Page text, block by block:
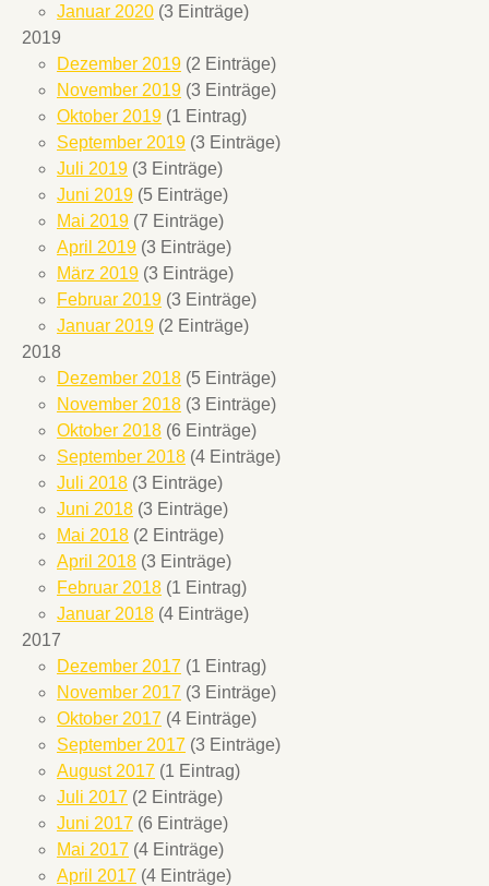
Januar 2020 (3 Einträge)
2019
Dezember 2019 (2 Einträge)
November 2019 (3 Einträge)
Oktober 2019 (1 Eintrag)
September 2019 (3 Einträge)
Juli 2019 (3 Einträge)
Juni 2019 (5 Einträge)
Mai 2019 (7 Einträge)
April 2019 (3 Einträge)
März 2019 (3 Einträge)
Februar 2019 (3 Einträge)
Januar 2019 (2 Einträge)
2018
Dezember 2018 (5 Einträge)
November 2018 (3 Einträge)
Oktober 2018 (6 Einträge)
September 2018 (4 Einträge)
Juli 2018 (3 Einträge)
Juni 2018 (3 Einträge)
Mai 2018 (2 Einträge)
April 2018 (3 Einträge)
Februar 2018 (1 Eintrag)
Januar 2018 (4 Einträge)
2017
Dezember 2017 (1 Eintrag)
November 2017 (3 Einträge)
Oktober 2017 (4 Einträge)
September 2017 (3 Einträge)
August 2017 (1 Eintrag)
Juli 2017 (2 Einträge)
Juni 2017 (6 Einträge)
Mai 2017 (4 Einträge)
April 2017 (4 Einträge)